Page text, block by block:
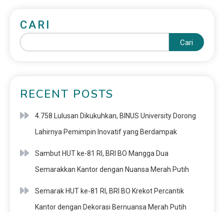
CARI
Cari
RECENT POSTS
4.758 Lulusan Dikukuhkan, BINUS University Dorong
Lahirnya Pemimpin Inovatif yang Berdampak
Sambut HUT ke-81 RI, BRI BO Mangga Dua
Semarakkan Kantor dengan Nuansa Merah Putih
Semarak HUT ke-81 RI, BRI BO Krekot Percantik
Kantor dengan Dekorasi Bernuansa Merah Putih